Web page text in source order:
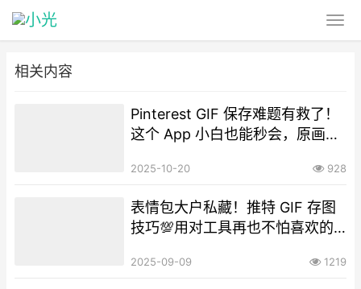
相关内容
Pinterest GIF 保存难题有救了！
这个 App 小白也能秒会，原画质
2025-10-20 928
表情包大户私藏！推特 GIF 存图
技巧💯用对工具再也不怕喜欢的
2025-09-09 1219